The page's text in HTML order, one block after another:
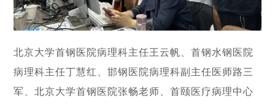
北京大学首钢医院病理科主任王云帆、首钢水钢医院
病理科主任丁慧红、邯钢医院病理科副主任医师路三
军、北京大学首钢医院张畅老师、首颐医疗病理中心